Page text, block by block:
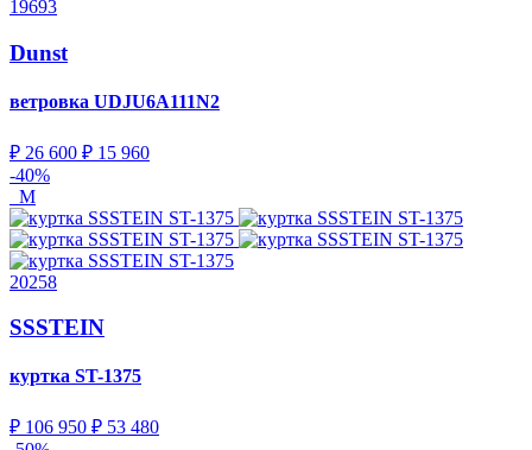
19693
Dunst
ветровка UDJU6A111N2
₽ 26 600 ₽ 15 960
-40%
M
20258
SSSTEIN
куртка ST-1375
₽ 106 950 ₽ 53 480